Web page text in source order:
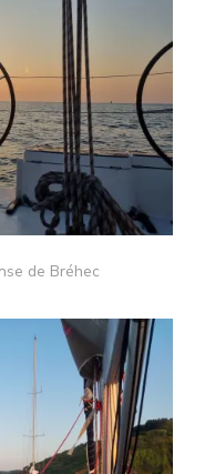
de Bréhec